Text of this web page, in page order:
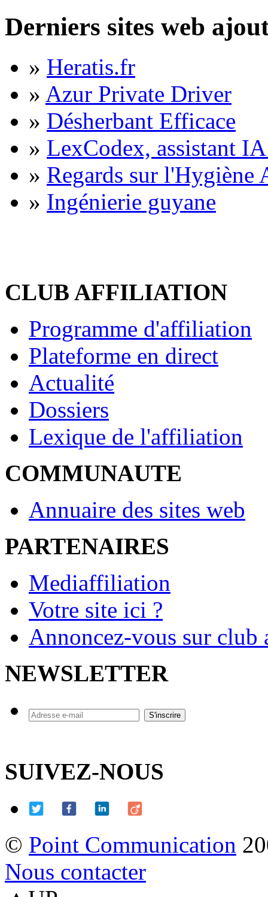
Derniers sites web
» Heratis.fr
» Azur Private Driver
» Désherbant Efficace
» LexCodex, assistant
» Regards sur l'Hygiène
» Ingénierie guyane
CLUB AFFILIATION
Programme d'affiliation
Plateforme en direct
Actualité
Dossiers
Lexique de l'affiliation
COMMUNAUTE
Annuaire des sites web
PARTENAIRES
Mediaffiliation
Votre site ici ?
Annoncez-vous sur
NEWSLETTER
SUIVEZ-NOUS
© Point Communication
Nous contacter